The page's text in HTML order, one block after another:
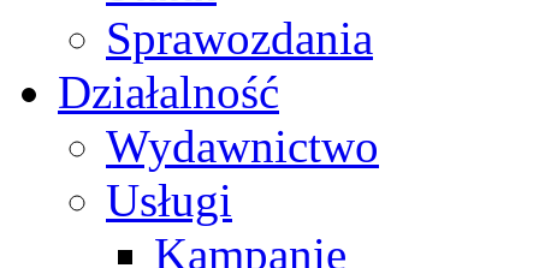
Sprawozdania
Działalność
Wydawnictwo
Usługi
Kampanie